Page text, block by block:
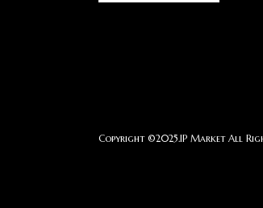
Copyright ©2025.IP Market All